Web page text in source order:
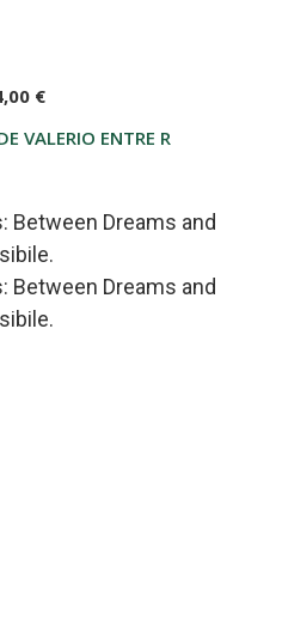
VALERIO ENTRE RÊVES ET
€